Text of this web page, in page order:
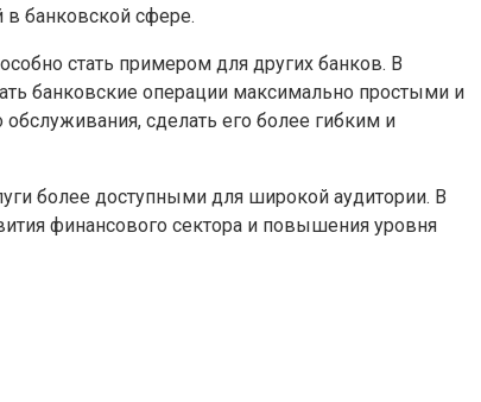
банковской сфере.
стать примером для других банков. В
банковские операции максимально простыми и
сделать его более гибким и
более доступными для широкой аудитории. В
финансового сектора и повышения уровня